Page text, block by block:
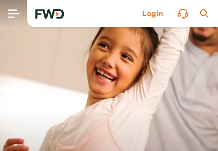
Login